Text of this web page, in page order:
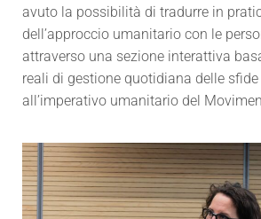
avuto la possibilità di tradurre in
dell’approccio umanitario con le
attraverso una sezione interattiva
reali di gestione quotidiana delle
all’imperativo umanitario del